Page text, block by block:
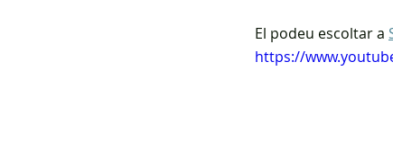
El podeu escoltar a
https://